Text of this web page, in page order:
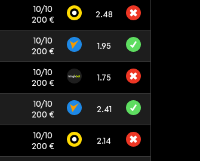
10/10
200 €
2.48
10/10
200 €
1.95
10/10
200 €
1.75
10/10
200 €
2.41
10/10
200 €
2.14